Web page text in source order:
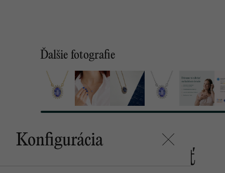
Ďalšie fotografie
Konfigurácia
Mohlo by sa vám páčiť